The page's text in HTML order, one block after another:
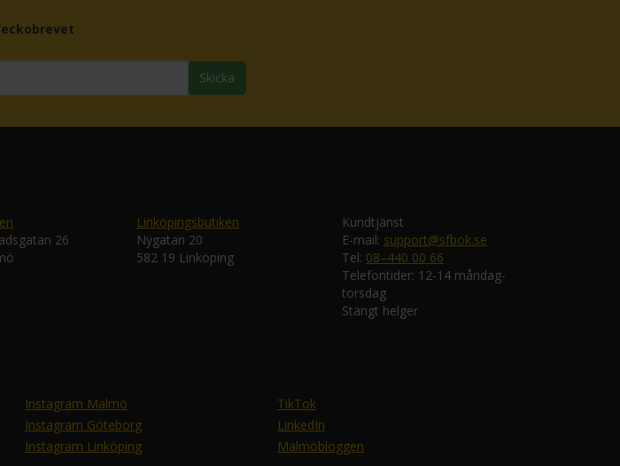
Skicka
26
Linköpingsbutiken
Nygatan 20
582 19 Linköping
Kundtjänst
E-mail: support@sfbok.se
Tel: 08–440 00 66
Telefontider: 12-14 måndag-
torsdag
Stängt helger
Instagram Malmö
Instagram Göteborg
Instagram Linköping
TikTok
LinkedIn
Malmöbloggen